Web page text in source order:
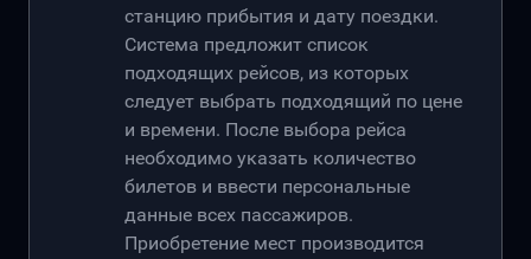
станцию прибытия и дату поездки.
Система предложит список
подходящих рейсов, из которых
следует выбрать подходящий по цене
и времени. После выбора рейса
необходимо указать количество
билетов и ввести персональные
данные всех пассажиров.
Приобретение мест производится